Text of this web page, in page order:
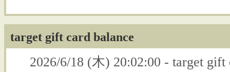
target gift card balance
2026/6/18 (木) 20:02:00 - target gift